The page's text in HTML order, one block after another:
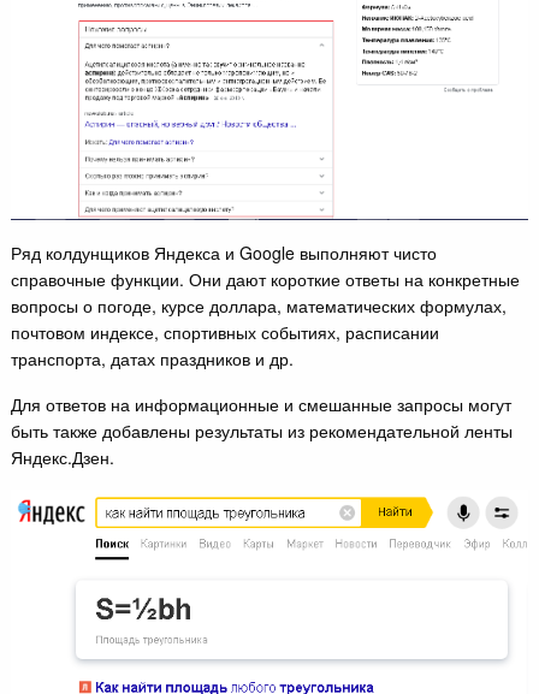
Ряд колдунщиков Яндекса и Google выполняют чисто
справочные функции. Они дают короткие ответы на конкретные
вопросы о погоде, курсе доллара, математических формулах,
почтовом индексе, спортивных событиях, расписании
транспорта, датах праздников и др.
Для ответов на информационные и смешанные запросы могут
быть также добавлены результаты из рекомендательной ленты
Яндекс.Дзен.